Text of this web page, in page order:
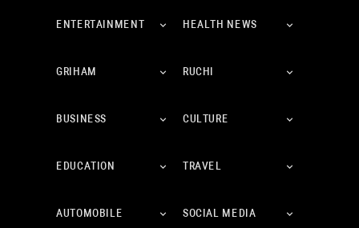
ENTERTAINMENT HEALTH NEWS
GRIHAM RUCHI
BUSINESS CULTURE
EDUCATION TRAVEL
AUTOMOBILE SOCIAL MEDIA